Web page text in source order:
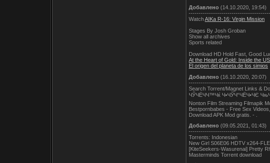
Добавлено (14.10.2020, 19:54)
WatchAIKa R-16: Virgin Mission
Stages By Josh Groban
Show all archives
Sports related
Download HD Hold Fast, Good
At the Heart of Gold: Inside the
El origen del planeta de los simios
Добавлено (16.10.2020, 20:07)
Search Torrent/Magnet Links &
ЧЎЧЁЧЧ™Чќ Ч•ЧЎЧ“ЧЁЧ•ЧЄ
Nonton Film Streaming Filmapik
Bestpornbabes - Free Sex
Download APK Mod gratis. - .
Добавлено (09.05.2021, 01:43)
Torrents: Indonesian
New Girl S06E06 HDTV x264-
[KiteSeekers-Wasurenai] Pretty
Masterminds Torrent download